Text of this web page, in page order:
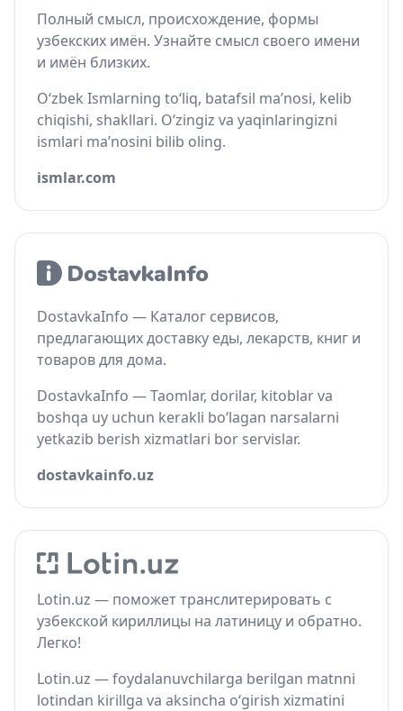
Полный смысл, происхождение, формы
узбекских имён. Узнайте смысл своего имени
и имён близких.
O‘zbek Ismlarning to‘liq, batafsil ma’nosi, kelib
chiqishi, shakllari. O‘zingiz va yaqinlaringizni
ismlari ma’nosini bilib oling.
ismlar.com
DostavkaInfo — Каталог сервисов,
предлагающих доставку еды, лекарств, книг и
товаров для дома.
DostavkaInfo — Taomlar, dorilar, kitoblar va
boshqa uy uchun kerakli bo‘lagan narsalarni
yetkazib berish xizmatlari bor servislar.
dostavkainfo.uz
Lotin.uz — поможет транслитерировать с
узбекской кириллицы на латиницу и обратно.
Легко!
Lotin.uz — foydalanuvchilarga berilgan matnni
lotindan kirillga va aksincha o‘girish xizmatini